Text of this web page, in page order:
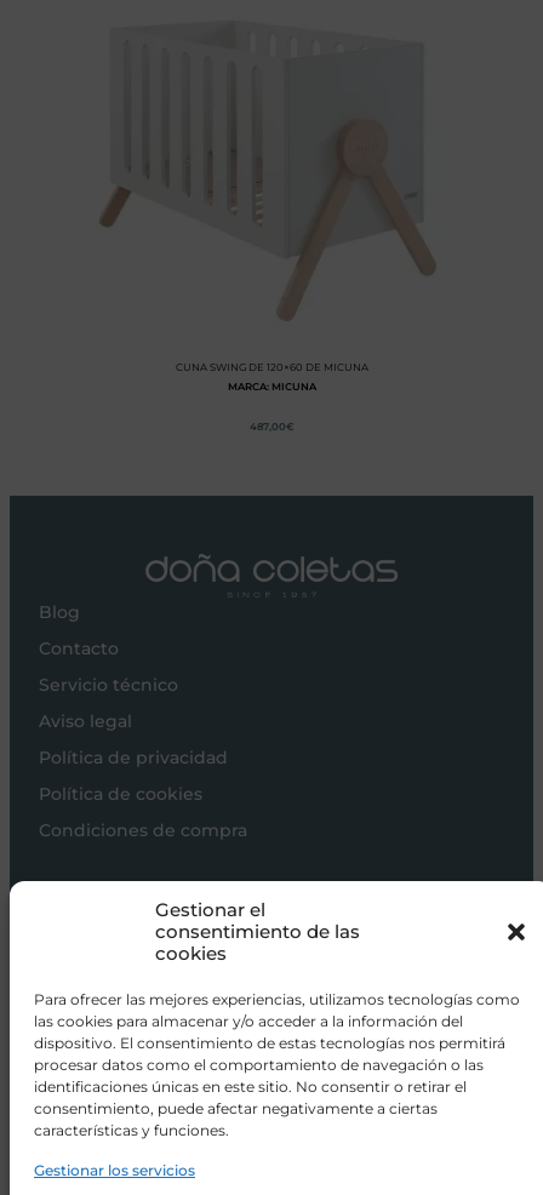
Gestionar el
consentimiento de las
cookies
Para ofrecer las mejores experiencias, utilizamos tecnologías como
las cookies para almacenar y/o acceder a la información del
dispositivo. El consentimiento de estas tecnologías nos permitirá
procesar datos como el comportamiento de navegación o las
identificaciones únicas en este sitio. No consentir o retirar el
consentimiento, puede afectar negativamente a ciertas
características y funciones.
Gestionar los servicios
CUNA SWING DE 120×60 DE MICUNA
MARCA: MICUNA
487,00 €
Blog
Contacto
Servicio técnico
Aviso legal
Política de privacidad
Política de cookies
Condiciones de compra
Sillas de paseo
Alimentación
Hogar
Viajar
info@donacoletas.com
+34 91 626 62 75